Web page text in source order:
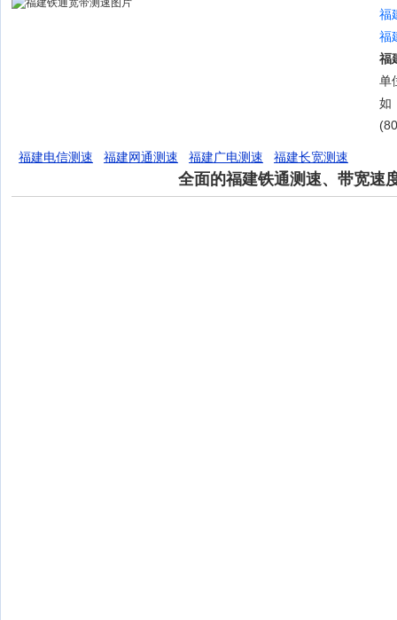
福
福
福
单
如
福建电信测速 福建网通测速 福建广电测速 福建长宽测速
全面的福建铁通测速、带宽速